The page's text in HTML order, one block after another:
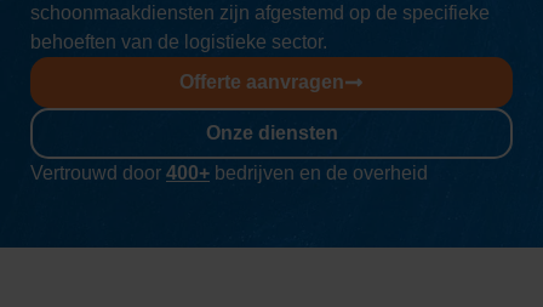
schoonmaakdiensten zijn afgestemd op de specifieke
behoeften van de logistieke sector.
Offerte aanvragen
Onze diensten
Vertrouwd door 400+ bedrijven en de overheid